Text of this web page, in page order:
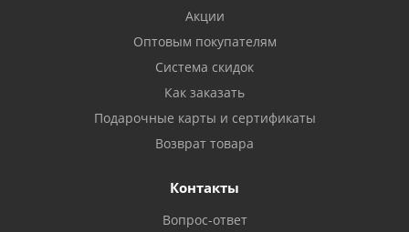
Акции
Оптовым покупателям
Система скидок
Как заказать
Подарочные карты и сертификаты
Возврат товара
Контакты
Вопрос-ответ